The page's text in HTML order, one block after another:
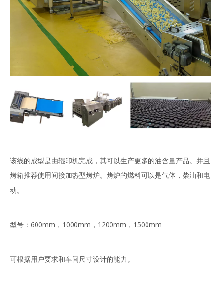
该线的成型是由辊印机完成，其可以生产更多的油含量产品。并且
烤箱推荐使用间接加热型烤炉。烤炉的燃料可以是气体，柴油和电
动。
型号：600mm，1000mm，1200mm，1500mm
可根据用户要求和车间尺寸设计的能力。